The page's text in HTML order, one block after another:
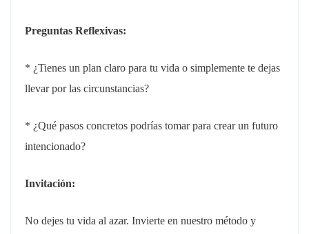
Preguntas Reflexivas:
* ¿Tienes un plan claro para tu vida o simplemente te dejas
llevar por las circunstancias?
* ¿Qué pasos concretos podrías tomar para crear un futuro
intencionado?
Invitación:
No dejes tu vida al azar. Invierte en nuestro método y